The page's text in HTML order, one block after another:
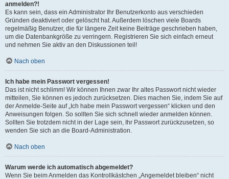
anmelden?!
Es kann sein, dass ein Administrator Ihr Benutzerkonto aus verschieden
Gründen deaktiviert oder gelöscht hat. Außerdem löschen viele Boards
regelmäßig Benutzer, die für längere Zeit keine Beiträge geschrieben haben,
um die Datenbankgröße zu verringern. Registrieren Sie sich einfach erneut
und nehmen Sie aktiv an den Diskussionen teil!
Nach oben
Ich habe mein Passwort vergessen!
Das ist nicht schlimm! Wir können Ihnen zwar Ihr altes Passwort nicht wieder
mitteilen, Sie können es jedoch zurücksetzen. Dies machen Sie, indem Sie auf
der Anmelde-Seite auf „Ich habe mein Passwort vergessen“ klicken und den
Anweisungen folgen. So sollten Sie sich schnell wieder anmelden können.
Sollten Sie trotzdem nicht in der Lage sein, Ihr Passwort zurückzusetzen, so
wenden Sie sich an die Board-Administration.
Nach oben
Warum werde ich automatisch abgemeldet?
Wenn Sie beim Anmelden das Kontrollkästchen „Angemeldet bleiben“ nicht